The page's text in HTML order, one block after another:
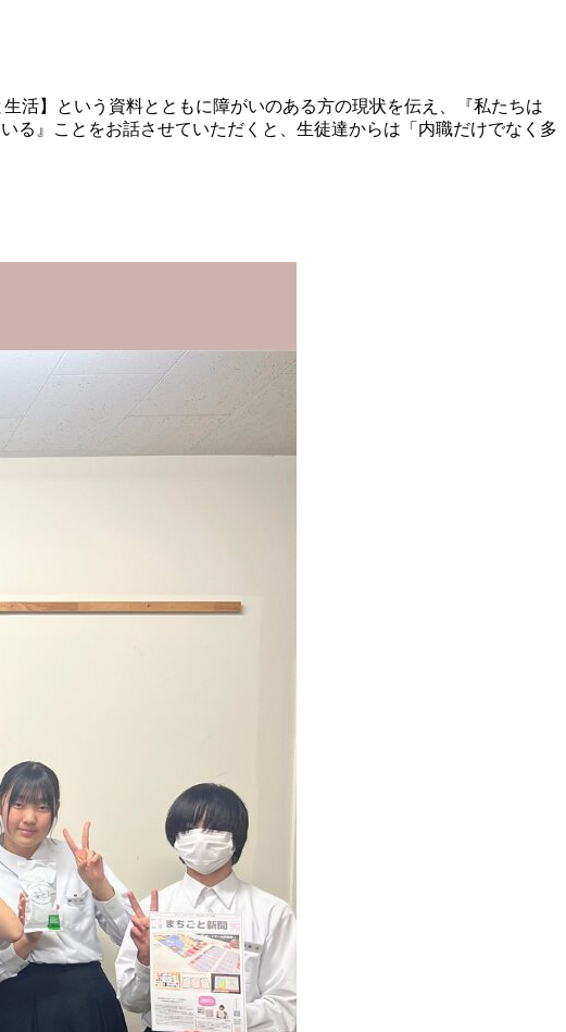
活】という資料とともに障がいのある方の現状を伝え、『私たちは
る』ことをお話させていただくと、生徒達からは「内職だけでなく多